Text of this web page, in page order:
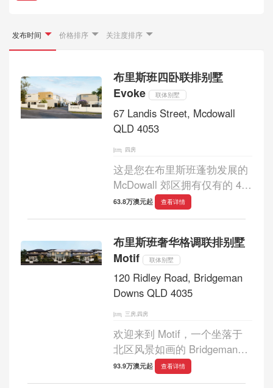
发布时间 价格排序 关注度排序
布里斯班四卧联排别墅
Evoke
联体别墅
67 Landis Street, Mcdowall
QLD 4053
四房
这是您在布里斯班蓬勃发展的
McDowall 郊区拥有仅有的 45
套设计师联排别墅之一的绝佳
作，提供四卧家庭住宅，极具
竞争力。 这些住宅由...
63.8万澳元起 查看详情
布里斯班奢华格调联排别墅
Motif
联体别墅
120 Ridley Road, Bridgeman
Downs QLD 4035
三房,四房
欢迎来到 Motif，一个坐落于
北区风景如画的 Bridgeman
Downs 中心位置的专属社区。
作为布里斯班首屈一指的联排
93.9万澳元起 查看详情